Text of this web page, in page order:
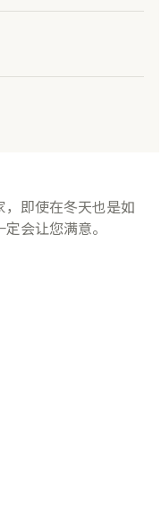
即使在冬天也是如
会让您满意。